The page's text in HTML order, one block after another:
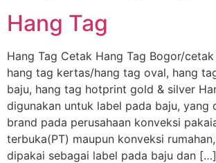
Hang Tag
Hang Tag Cetak Hang Tag Bogor/
hang tag kertas/hang tag oval, hang
baju, hang tag hotprint gold & silver
digunakan untuk label pada baju, yang
brand pada perusahaan konveksi
terbuka(PT) maupun konveksi
dipakai sebagai label pada baju dan […]